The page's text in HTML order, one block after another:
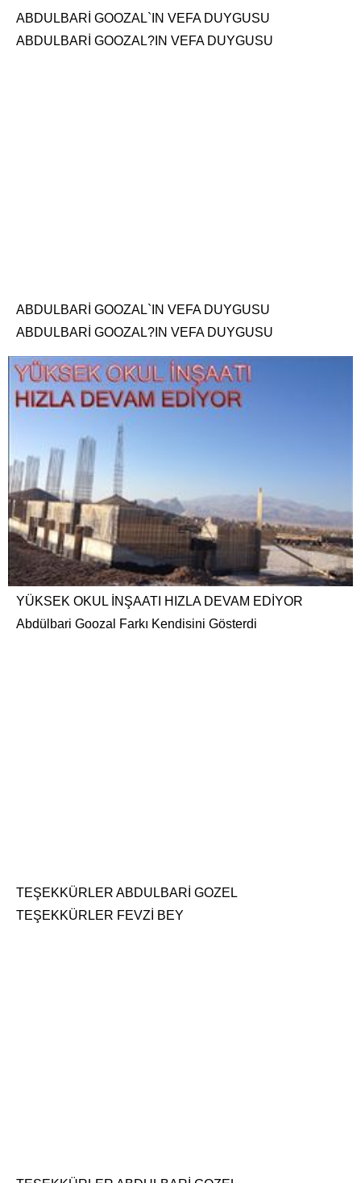
ABDULBARİ GOOZAL`IN VEFA DUYGUSU
ABDULBARİ GOOZAL?IN VEFA DUYGUSU
ABDULBARİ GOOZAL`IN VEFA DUYGUSU
ABDULBARİ GOOZAL?IN VEFA DUYGUSU
YÜKSEK OKUL İNŞAATI HIZLA DEVAM EDİYOR
Abdülbari Goozal Farkı Kendisini Gösterdi
TEŞEKKÜRLER ABDULBARİ GOZEL
TEŞEKKÜRLER FEVZİ BEY